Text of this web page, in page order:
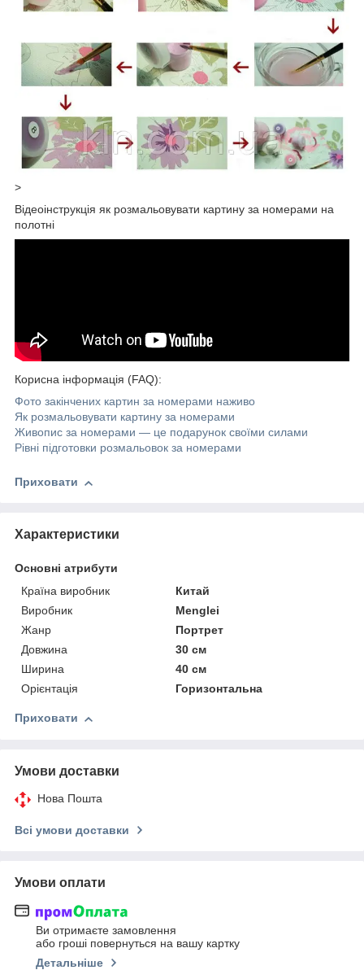
>
Відеоінструкція як розмальовувати картину за номерами на
полотні
Корисна інформація (FAQ):
Фото закінчених картин за номерами наживо
Як розмальовувати картину за номерами
Живопис за номерами — це подарунок своїми силами
Рівні підготовки розмальовок за номерами
Приховати
Характеристики
Основні атрибути
Країна виробник
Китай
Виробник
Menglei
Жанр
Портрет
Довжина
30 см
Ширина
40 см
Орієнтація
Горизонтальна
Приховати
Умови доставки
Нова Пошта
Всі умови доставки
Умови оплати
Ви отримаєте замовлення
або гроші повернуться на вашу картку
Детальніше